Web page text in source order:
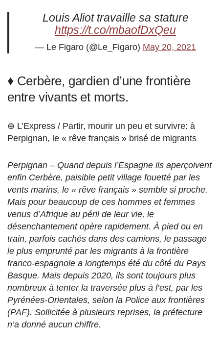
Louis Aliot travaille sa stature
https://t.co/mbaofDxQeu
— Le Figaro (@Le_Figaro) May 20, 2021
♦ Cerbère, gardien d’une frontière
entre vivants et morts.
⊕ L’Express / Partir, mourir un peu et survivre: à
Perpignan, le « rêve français » brisé de migrants
Perpignan – Quand depuis l’Espagne ils aperçoivent
enfin Cerbère, paisible petit village fouetté par les
vents marins, le « rêve français » semble si proche.
Mais pour beaucoup de ces hommes et femmes
venus d’Afrique au péril de leur vie, le
désenchantement opère rapidement. À pied ou en
train, parfois cachés dans des camions, le passage
le plus emprunté par les migrants à la frontière
franco-espagnole a longtemps été du côté du Pays
Basque. Mais depuis 2020, ils sont toujours plus
nombreux à tenter la traversée plus à l’est, par les
Pyrénées-Orientales, selon la Police aux frontières
(PAF). Sollicitée à plusieurs reprises, la préfecture
n’a donné aucun chiffre.